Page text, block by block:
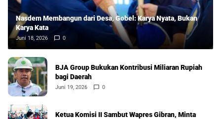
Nasdem Membangun dari Desa, Gobel: Karya Nyata, Bukan
Karya Kata
Juni 18, 2026 0
BJA Group Bukukan Kontribusi Miliaran Rupiah
bagi Daerah
Juni 19, 2026 0
Ketua Komisi II Sambut Wapres Gibran, Minta